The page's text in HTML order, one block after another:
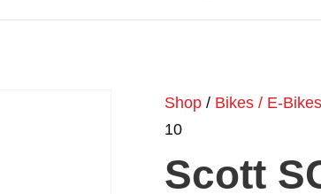
Shop/ Bikes / E-Bikes
10
Scott